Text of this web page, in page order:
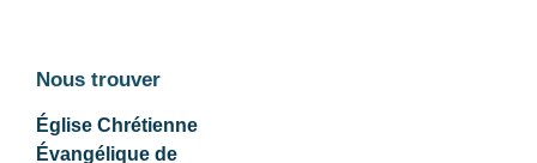
Nous trouver
Église Chrétienne
Évangélique de